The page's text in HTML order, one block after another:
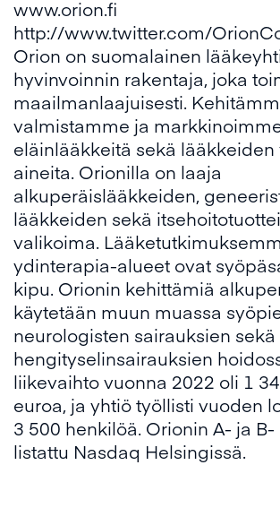
www.orion.fi
http://www.twitter.com/
Orion on suomalainen
hyvinvoinnin rakentaja, joka
maailmanlaajuisesti.
valmistamme ja
eläinlääkkeitä sekä lääkkeiden
aineita. Orionilla on laaja
alkuperäislääkkeiden,
lääkkeiden sekä
valikoima.
ydinterapia-alueet ovat
kipu. Orionin kehittämiä
käytetään muun muassa
neurologisten sairauksien sekä
hengityselinsairauksien
liikevaihto vuonna 2022 oli 1
euroa, ja yhtiö työllisti vuoden
3 500 henkilöä. Orionin A- ja
listattu Nasdaq Helsingissä.